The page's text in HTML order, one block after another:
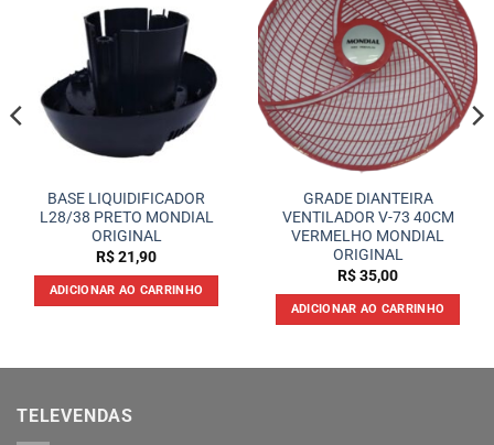
BASE LIQUIDIFICADOR
L28/38 PRETO MONDIAL
ORIGINAL
R$21,90
ADICIONAR AO CARRINHO
GRADE DIANTEIRA
VENTILADOR V-73 40CM
VERMELHO MONDIAL
ORIGINAL
R$35,00
ADICIONAR AO CARRINHO
TELEVENDAS